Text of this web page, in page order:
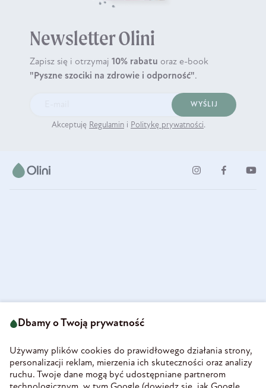
Newsletter Olini
Zapisz się i otrzymaj 10% rabatu oraz e-book
"Pyszne szociki na zdrowie i odporność".
WYŚLIJ
Akceptuję Regulamin i Politykę prywatności.
58-160 Świebodzice
REGON 890213034
INFORMACJE
Dbamy o Twoją prywatność
Używamy plików cookies do prawidłowego działania strony,
personalizacji reklam, mierzenia ich skuteczności oraz analizy
ruchu. Twoje dane mogą być udostępniane partnerom